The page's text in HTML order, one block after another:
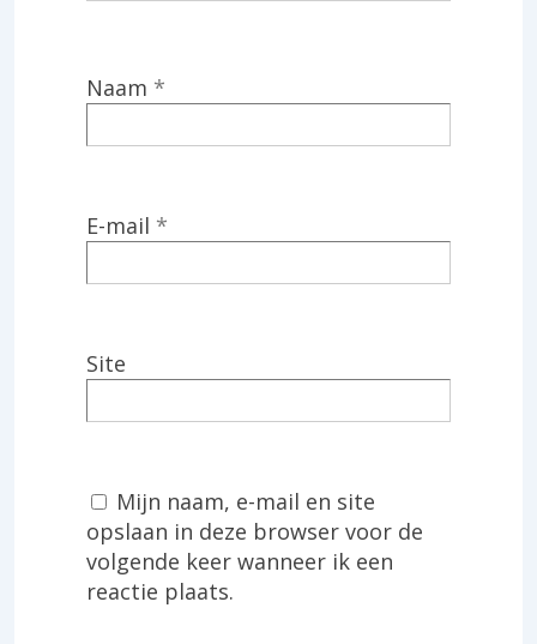
Naam *
E-mail *
Site
Mijn naam, e-mail en site
opslaan in deze browser voor de
volgende keer wanneer ik een
reactie plaats.